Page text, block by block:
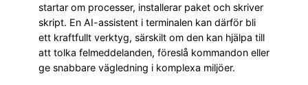
startar om processer, installerar paket och skriver
skript. En AI-assistent i terminalen kan därför bli
ett kraftfullt verktyg, särskilt om den kan hjälpa till
att tolka felmeddelanden, föreslå kommandon eller
ge snabbare vägledning i komplexa miljöer.